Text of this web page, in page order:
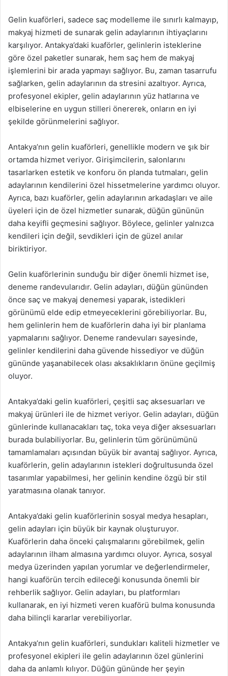
Gelin kuaförleri, sadece saç modelleme ile sınırlı kalmayıp,
makyaj hizmeti de sunarak gelin adaylarının ihtiyaçlarını
karşılıyor. Antakya’daki kuaförler, gelinlerin isteklerine
göre özel paketler sunarak, hem saç hem de makyaj
işlemlerini bir arada yapmayı sağlıyor. Bu, zaman tasarrufu
sağlarken, gelin adaylarının da stresini azaltıyor. Ayrıca,
profesyonel ekipler, gelin adaylarının yüz hatlarına ve
elbiselerine en uygun stilleri önererek, onların en iyi
şekilde görünmelerini sağlıyor.
Antakya’nın gelin kuaförleri, genellikle modern ve şık bir
ortamda hizmet veriyor. Girişimcilerin, salonlarını
tasarlarken estetik ve konforu ön planda tutmaları, gelin
adaylarının kendilerini özel hissetmelerine yardımcı oluyor.
Ayrıca, bazı kuaförler, gelin adaylarının arkadaşları ve aile
üyeleri için de özel hizmetler sunarak, düğün gününün
daha keyifli geçmesini sağlıyor. Böylece, gelinler yalnızca
kendileri için değil, sevdikleri için de güzel anılar
biriktiriyor.
Gelin kuaförlerinin sunduğu bir diğer önemli hizmet ise,
deneme randevularıdır. Gelin adayları, düğün gününden
önce saç ve makyaj denemesi yaparak, istedikleri
görünümü elde edip etmeyeceklerini görebiliyorlar. Bu,
hem gelinlerin hem de kuaförlerin daha iyi bir planlama
yapmalarını sağlıyor. Deneme randevuları sayesinde,
gelinler kendilerini daha güvende hissediyor ve düğün
gününde yaşanabilecek olası aksaklıkların önüne geçilmiş
oluyor.
Antakya’daki gelin kuaförleri, çeşitli saç aksesuarları ve
makyaj ürünleri ile de hizmet veriyor. Gelin adayları, düğün
günlerinde kullanacakları taç, toka veya diğer aksesuarları
burada bulabiliyorlar. Bu, gelinlerin tüm görünümünü
tamamlamaları açısından büyük bir avantaj sağlıyor. Ayrıca,
kuaförlerin, gelin adaylarının istekleri doğrultusunda özel
tasarımlar yapabilmesi, her gelinin kendine özgü bir stil
yaratmasına olanak tanıyor.
Antakya’daki gelin kuaförlerinin sosyal medya hesapları,
gelin adayları için büyük bir kaynak oluşturuyor.
Kuaförlerin daha önceki çalışmalarını görebilmek, gelin
adaylarının ilham almasına yardımcı oluyor. Ayrıca, sosyal
medya üzerinden yapılan yorumlar ve değerlendirmeler,
hangi kuaförün tercih edileceği konusunda önemli bir
rehberlik sağlıyor. Gelin adayları, bu platformları
kullanarak, en iyi hizmeti veren kuaförü bulma konusunda
daha bilinçli kararlar verebiliyorlar.
Antakya’nın gelin kuaförleri, sundukları kaliteli hizmetler ve
profesyonel ekipleri ile gelin adaylarının özel günlerini
daha da anlamlı kılıyor. Düğün gününde her şeyin